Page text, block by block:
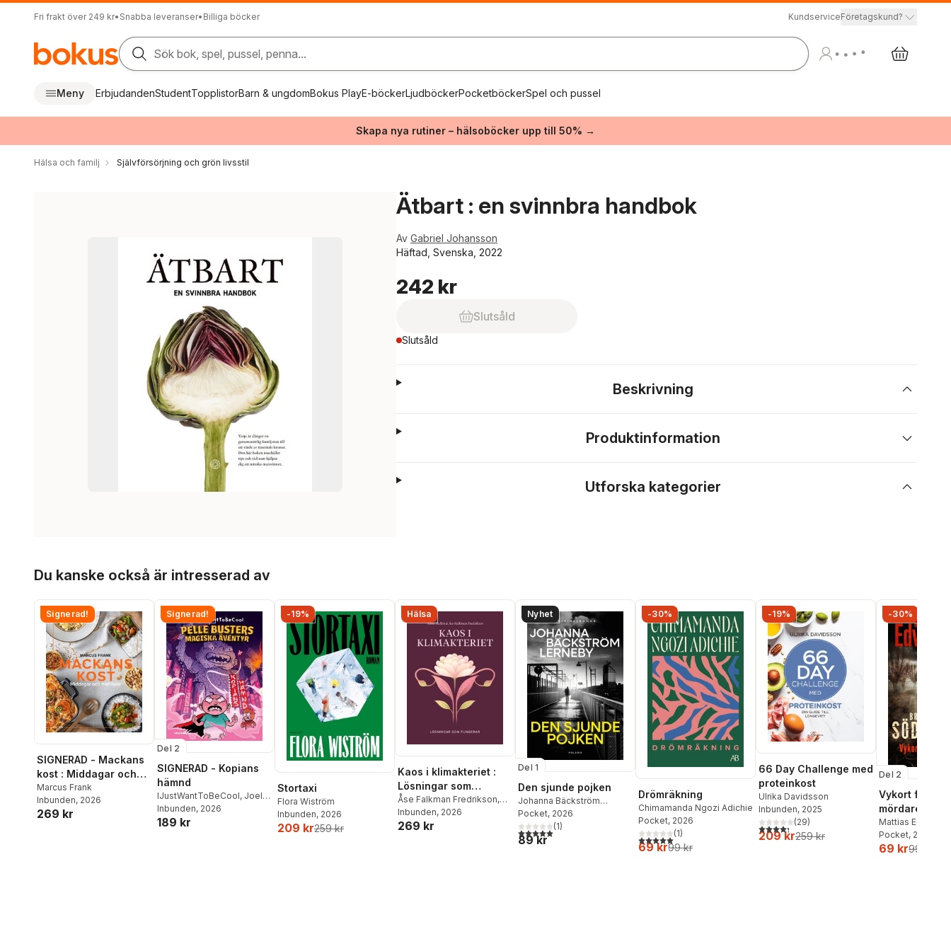
Fri frakt över 249 kr• Snabba leveranser• Billiga böcker KundserviceFöretagskund?
Sök bok, spel, pussel, penna...
Meny ErbjudandenStudentTopplistorBarn & ungdomBokus PlayE-böckerLjudböckerPocketböckerSpel och pussel
Skapa nya rutiner – hälsoböcker upp till 50% →
Hälsa och familj Självförsörjning och grön livsstil
Ätbart : en svinnbra handbok
Av Gabriel Johansson
Häftad, Svenska, 2022
242 kr
Slutsåld
Slutsåld
Beskrivning
Produktinformation
Utforska kategorier
Du kanske också är intresserad av
Signerad!
SIGNERAD - Mackans
kost : Middagar och
matlådor
Marcus Frank
Inbunden, 2026
269 kr
Signerad!
Del 2
SIGNERAD - Kopians
hämnd
IJustWantToBeCool, Joel
Adolphson,Emil Ejdemo
Beer ,Victor Beer
Inbunden, 2026
189 kr
-19%
Stortaxi
Flora Wiström
Inbunden, 2026
209 kr259 kr
Hälsa
Kaos i klimakteriet :
Lösningar som
fungerar
Åse Falkman Fredrikson,
Anna Hallén
Inbunden, 2026
269 kr
Nyhet
Del 1
Den sjunde pojken
Johanna Bäckström
Lerneby
Pocket, 2026
5,0utav 5 stjärnor. Totalt antal röster:
(1)
89 kr
-30%
Drömräkning
Chimamanda Ngozi Adichie
Pocket, 2026
5,0utav 5 stjärnor. Totalt antal röster:
(1)
69 kr99 kr
-19%
66 Day Challenge med
proteinkost
Ulrika Davidsson
Inbunden, 2025
4,3utav 5 stjärnor. Totalt antal röster:
(29)
209 kr259 kr
-30%
Del 2
Vykort från en
mördare
Mattias
Pocket, 2026
69 kr99 kr